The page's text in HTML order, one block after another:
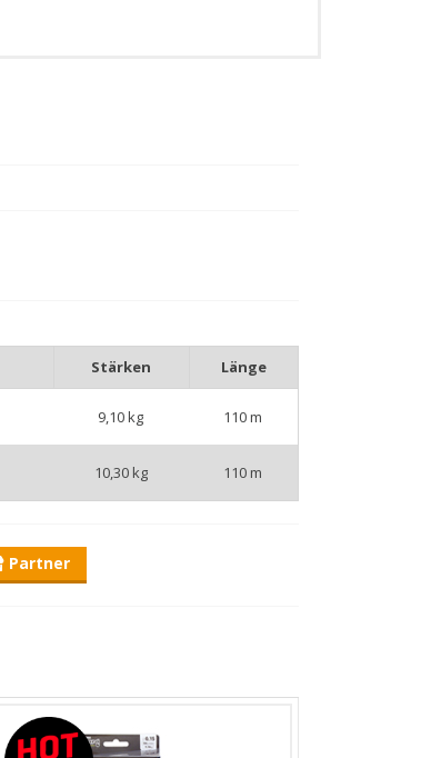
Stärken Länge
9,10 kg 110 m
10,30 kg 110 m
Partner